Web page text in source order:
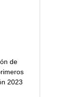
de
2023